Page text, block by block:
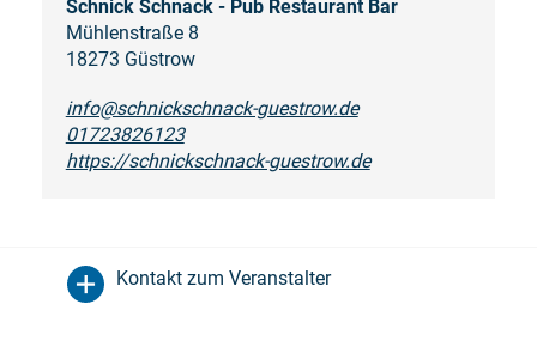
Schnick Schnack - Pub Restaurant Bar
Mühlenstraße 8
18273 Güstrow
info@schnickschnack-guestrow.de
01723826123
https://schnickschnack-guestrow.de
Kontakt zum Veranstalter